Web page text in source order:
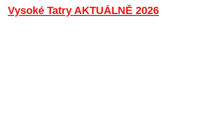
Vysoké Tatry AKTUÁLNĚ 2026